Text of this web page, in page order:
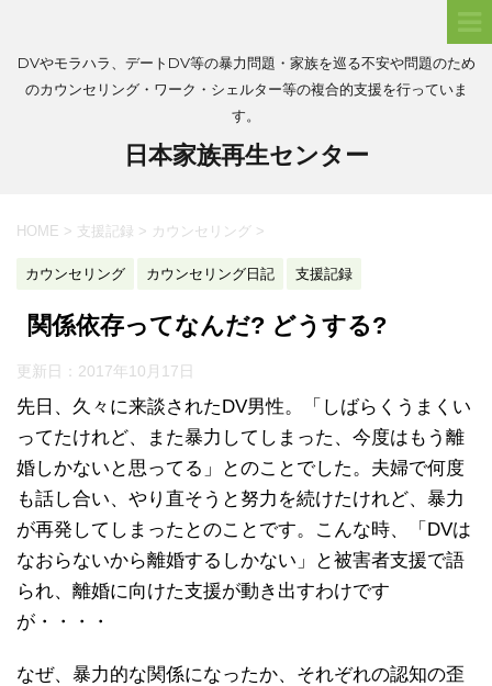
DVやモラハラ、デートDV等の暴力問題・家族を巡る不安や問題のため
のカウンセリング・ワーク・シェルター等の複合的支援を行っていま
す。
日本家族再生センター
HOME > 支援記録 > カウンセリング >
カウンセリング カウンセリング日記 支援記録
関係依存ってなんだ? どうする?
更新日： 2017年10月17日
先日、久々に来談されたDV男性。「しばらくうまくい
ってたけれど、また暴力してしまった、今度はもう離
婚しかないと思ってる」とのことでした。夫婦で何度
も話し合い、やり直そうと努力を続けたけれど、暴力
が再発してしまったとのことです。こんな時、「DVは
なおらないから離婚するしかない」と被害者支援で語
られ、離婚に向けた支援が動き出すわけです
が・・・・
なぜ、暴力的な関係になったか、それぞれの認知の歪